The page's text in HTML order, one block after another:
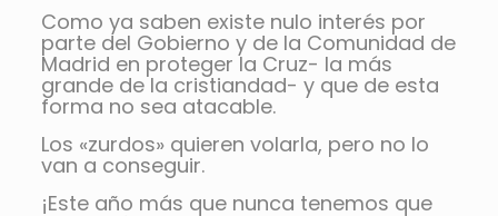
Como ya saben existe nulo interés por
parte del Gobierno y de la Comunidad de
Madrid en proteger la Cruz- la más
grande de la cristiandad- y que de esta
forma no sea atacable.
Los «zurdos» quieren volarla, pero no lo
van a conseguir.
¡Este año más que nunca tenemos que